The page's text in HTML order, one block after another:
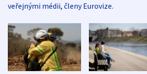
veřejnými médii, členy Eurovize.